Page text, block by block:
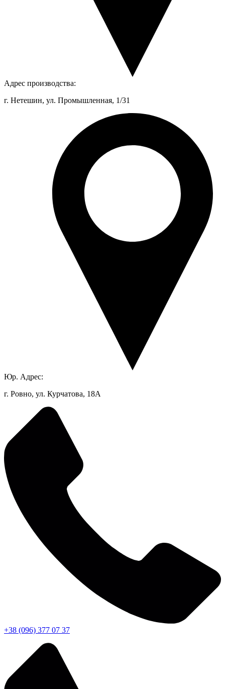
Адрес производства:
г. Нетешин, ул. Промышленная, 1/31
Юр. Адрес:
г. Ровно, ул. Курчатова, 18А
+38 (096) 377 07 37